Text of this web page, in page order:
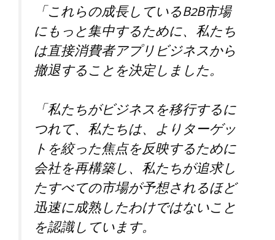
「これらの成長しているB2B市場
にもっと集中するために、私たち
は直接消費者アプリビジネスから
撤退することを決定しました。
「私たちがビジネスを移行するに
つれて、私たちは、よりターゲッ
トを絞った焦点を反映するために
会社を再構築し、私たちが追求し
たすべての市場が予想されるほど
迅速に成熟したわけではないこと
を認識しています。